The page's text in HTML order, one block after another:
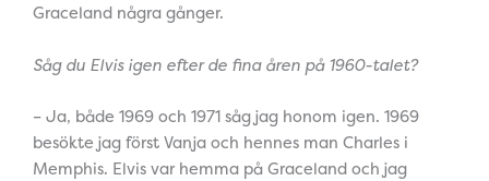
Graceland några gånger.
Såg du Elvis igen efter de fina åren på 1960-talet?
– Ja, både 1969 och 1971 såg jag honom igen. 1969
besökte jag först Vanja och hennes man Charles i
Memphis. Elvis var hemma på Graceland och jag